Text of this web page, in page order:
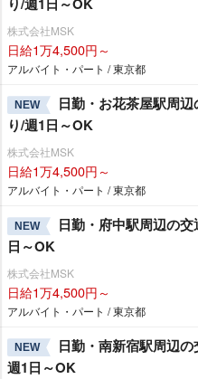
株式会社MSK
日給1万4,500円～
アルバイト・パート / 東京都
NEW
日勤・お花茶屋駅周
り/週1日～OK
株式会社MSK
日給1万4,500円～
アルバイト・パート / 東京都
NEW
日勤・府中駅周辺の
日～OK
株式会社MSK
日給1万4,500円～
アルバイト・パート / 東京都
NEW
日勤・南新宿駅周辺
週1日～OK